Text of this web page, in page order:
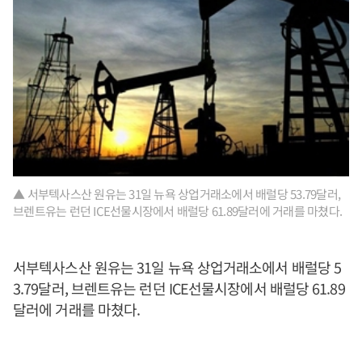
▲ 서부텍사스산 원유는 31일 뉴욕 상업거래소에서 배럴당 53.79달러,
브렌트유는 런던 ICE선물시장에서 배럴당 61.89달러에 거래를 마쳤다.
서부텍사스산 원유는 31일 뉴욕 상업거래소에서 배럴당 5
3.79달러, 브렌트유는 런던 ICE선물시장에서 배럴당 61.89
달러에 거래를 마쳤다.